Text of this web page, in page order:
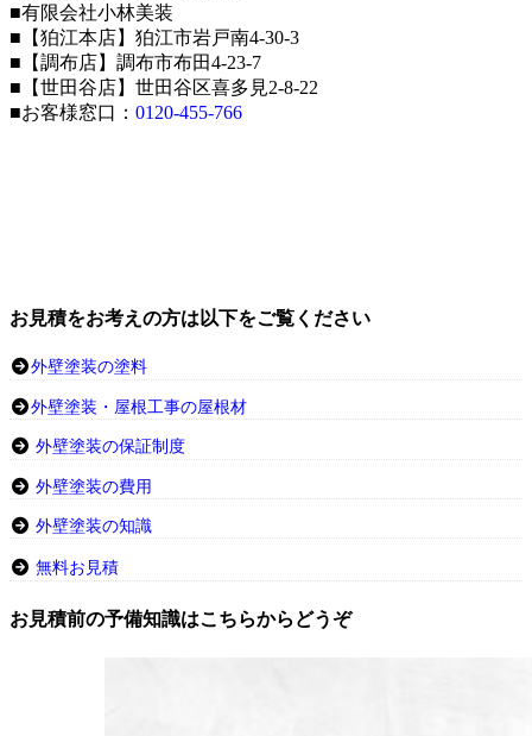
■有限会社小林美装
■【狛江本店】狛江市岩戸南4-30-3
■【調布店】調布市布田4-23-7
■【世田谷店】世田谷区喜多見2-8-22
■お客様窓口： 0120-455-766
お見積をお考えの方は以下をご覧ください
外壁塗装の塗料
外壁塗装・屋根工事の屋根材
外壁塗装の保証制度
外壁塗装の費用
外壁塗装の知識
無料お見積
お見積前の予備知識はこちらからどうぞ